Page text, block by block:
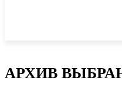
АРХИВ